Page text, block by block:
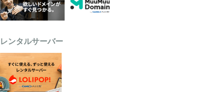
レンタルサーバー